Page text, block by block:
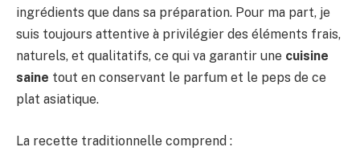
ingrédients que dans sa préparation. Pour ma part, je
suis toujours attentive à privilégier des éléments frais,
naturels, et qualitatifs, ce qui va garantir une cuisine
saine tout en conservant le parfum et le peps de ce
plat asiatique.
La recette traditionnelle comprend :